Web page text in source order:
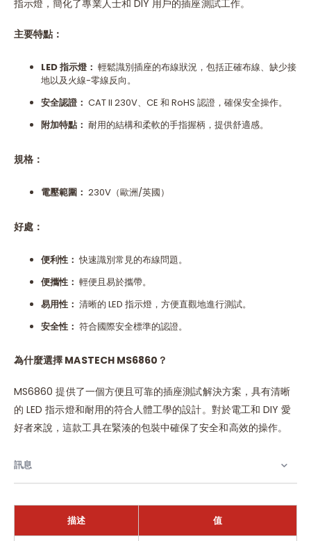
指示燈，簡化了專業人士和 DIY 用戶的插座測試工作。
主要特點：
LED指示燈： 輕鬆識別插座的布線狀況，包括正確布線、缺少接
地以及火線-零線反向。
安全認證： CAT II 230V、CE 和 RoHS 認證，確保安全操作。
附加特點： 耐用的結構和柔軟的手指握柄，提供舒適感。
規格：
電壓範圍： 230V（歐洲/英國）
好處：
便利性： 快速識別常見的布線問題。
便攜性： 輕便且易於攜帶。
易用性： 清晰的 LED 指示燈，方便直觀地進行測試。
安全性： 符合國際安全標準的認證。
為什麼選擇 MASTECH MS6860？
MS6860 提供了一個方便且可靠的插座測試解決方案，具有清晰
的 LED 指示燈和耐用的符合人體工學的設計。對於電工和 DIY 愛
好者來說，這款工具在緊湊的包裝中確保了安全和高效的操作。
訊息
描述 值